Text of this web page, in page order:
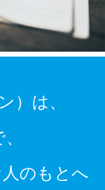
）は、
のもとへ